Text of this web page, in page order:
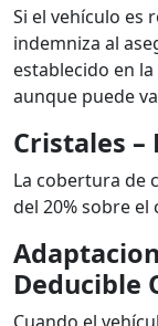
Si el vehículo es
indemniza al
establecido en
aunque puede
Cristales –
La cobertura de
del 20% sobre
Deducible